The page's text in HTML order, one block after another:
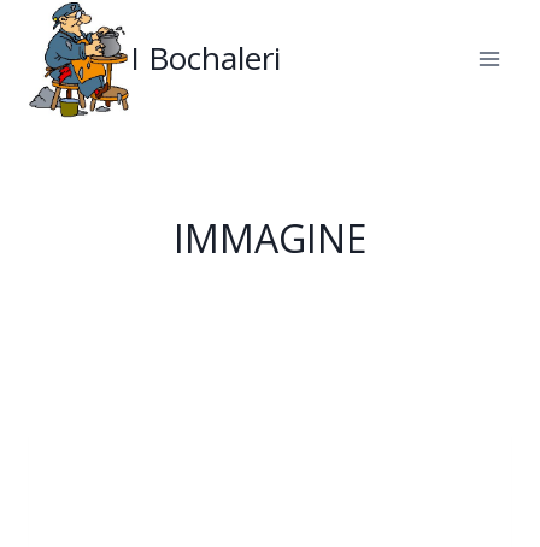
contenuto
I Bochaleri
IMMAGINE